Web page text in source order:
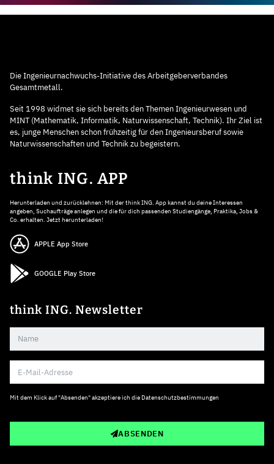
Die Ingenieurnachwuchs-Initiative des Arbeitgeberverbandes
Gesamtmetall.
Seit 1998 widmet sie sich bereits den Themen Ingenieurwesen und
MINT (Mathematik, Informatik, Naturwissenschaft, Technik). Ihr Ziel ist
es, junge Menschen schon frühzeitig für den Ingenieursberuf sowie
Naturwissenschaften und Technik zu begeistern.
think ING. APP
Herunterladen und zurücklehnen: Mit der think ING. App kannst du deine Interessen
angeben, Suchaufträge anlegen und die für dich passenden Studiengänge, Praktika, Jobs &
Co. erhalten. Jetzt herunterladen!
APPLE App Store
GOOGLE Play Store
think ING. Newsletter
Mit dem Klick auf "Absenden" akzeptiere ich die Datenschutzbestimmungen
ABSENDEN